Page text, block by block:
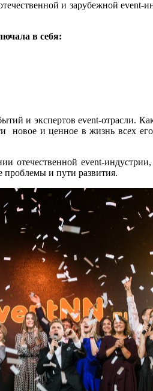
и зарубежной
в себя:
и экспертов event-отрасли.
и ценное в жизнь всех
event-
и пути развития.